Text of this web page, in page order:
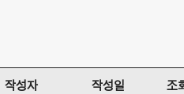
작성자 작성일 조